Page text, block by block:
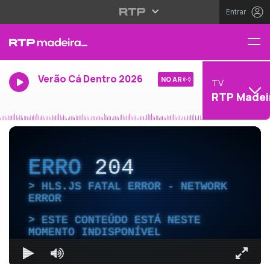
Entrar
Verão Cá Dentro 2026 NO AR TV
RTP
ERRO204
HLS.JS FATAL ERROR - NETWORK
ERROR
ESTE CONTEÚDO ESTÁ NESTE
MOMENTO INDISPONÍVEL